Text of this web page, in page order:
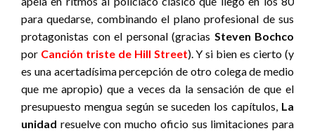
para quedarse, combinando el plano profesional de sus
protagonistas con el personal (gracias Steven Bochco
por Canción triste de Hill Street). Y si bien es cierto (y
es una acertadísima percepción de otro colega de medio
que me apropio) que a veces da la sensación de que el
presupuesto mengua según se suceden los capítulos, La
unidad resuelve con mucho oficio sus limitaciones para